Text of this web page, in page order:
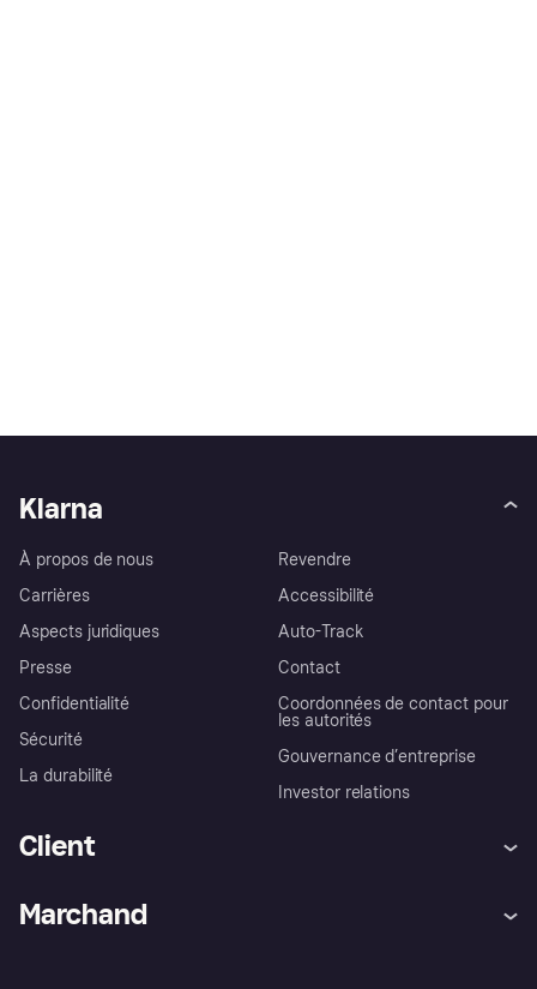
Klarna
À propos de nous
Carrières
Aspects juridiques
Presse
Confidentialité
Sécurité
La durabilité
Revendre
Accessibilité
Auto-Track
Contact
Coordonnées de contact pour
les autorités
Gouvernance d’entreprise
Investor relations
Client
Marchand